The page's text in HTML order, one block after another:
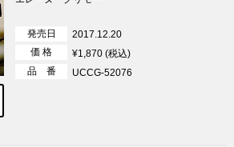
発売日
2017.12.20
価 格
¥1,870 (税込)
品 番
UCCG-52076